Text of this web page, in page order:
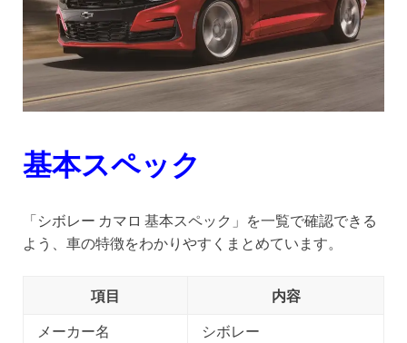
基本スペック
「シボレー カマロ 基本スペック」を一覧で確認できる
よう、車の特徴をわかりやすくまとめています。
項目 内容
メーカー名 シボレー